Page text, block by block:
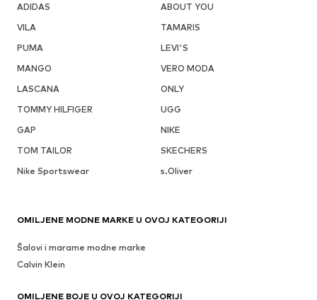
ADIDAS
ABOUT YOU
VILA
TAMARIS
PUMA
LEVI'S
MANGO
VERO MODA
LASCANA
ONLY
TOMMY HILFIGER
UGG
GAP
NIKE
TOM TAILOR
SKECHERS
Nike Sportswear
s.Oliver
OMILJENE MODNE MARKE U OVOJ KATEGORIJI
Šalovi i marame modne marke
Calvin Klein
OMILJENE BOJE U OVOJ KATEGORIJI